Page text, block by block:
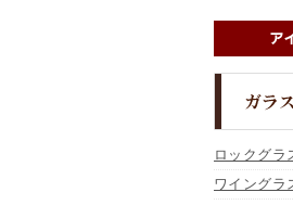
ロックグラ
ワイングラ